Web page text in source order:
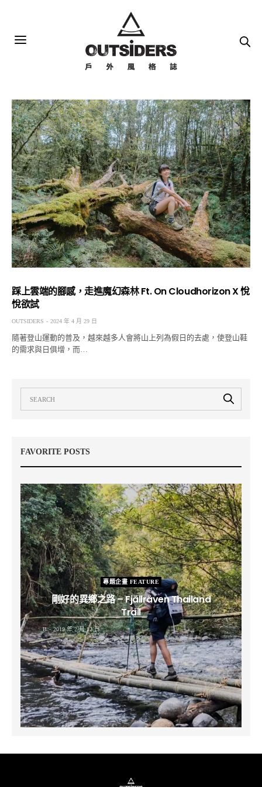
踩上雲端的腳感，走進魔幻森林 Ft. On Cloudhorizon X 悅
悅欲試
OUTSIDERS 2024 年 4 月 29 日
隨著登山運動的普及，越來越多人會將山上列為假日的去處，使登山鞋
的需求與日俱增，而…
FAVORITE POSTS
專題企畫 FEATURE
剛好的異鄉之路 – Fjällräven Thailand
Trail
B 2019 年 2 月 12 日